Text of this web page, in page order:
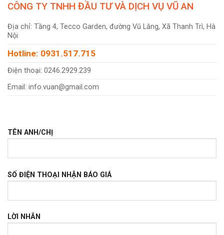
CÔNG TY TNHH ĐẦU TƯ VÀ DỊCH VỤ VŨ AN
Địa chỉ: Tầng 4, Tecco Garden, đường Vũ Lăng, Xã Thanh Trì, Hà
Nội
Hotline: 0931.517.715
Điện thoại: 0246.2929.239
Email: info.vuan@gmail.com
TÊN ANH/CHỊ
SỐ ĐIỆN THOẠI NHẬN BÁO GIÁ
LỜI NHẮN